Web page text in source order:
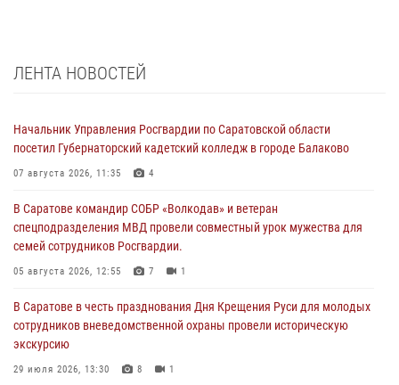
ЛЕНТА НОВОСТЕЙ
Начальник Управления Росгвардии по Саратовской области
посетил Губернаторский кадетский колледж в городе Балаково
07 августа 2026, 11:35 4
В Саратове командир СОБР «Волкодав» и ветеран
спецподразделения МВД провели совместный урок мужества для
семей сотрудников Росгвардии.
05 августа 2026, 12:55 7 1
В Саратове в честь празднования Дня Крещения Руси для молодых
сотрудников вневедомственной охраны провели историческую
экскурсию
29 июля 2026, 13:30 8 1